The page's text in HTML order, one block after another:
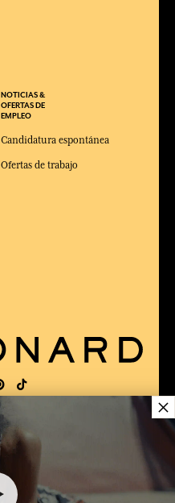
NOTICIAS &
OFERTAS DE
EMPLEO
Candidatura espontánea
Ofertas de trabajo
IDIOMA:
×